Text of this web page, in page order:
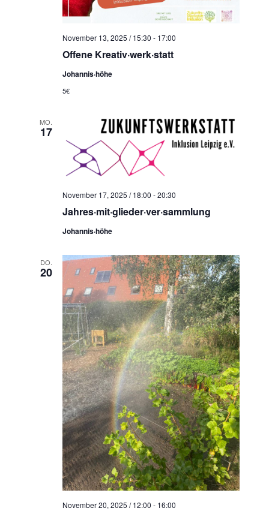
Offene Kreativ·werk·statt
November 13, 2025 / 15:30 - 17:00
Johannis·höhe
5€
MO.
17
Jahres·mit·glieder·ver·sammlung
November 17, 2025 / 18:00 -20:30
Johannis·höhe
DO.
20
November 20, 2025 / 12:00 - 16:00